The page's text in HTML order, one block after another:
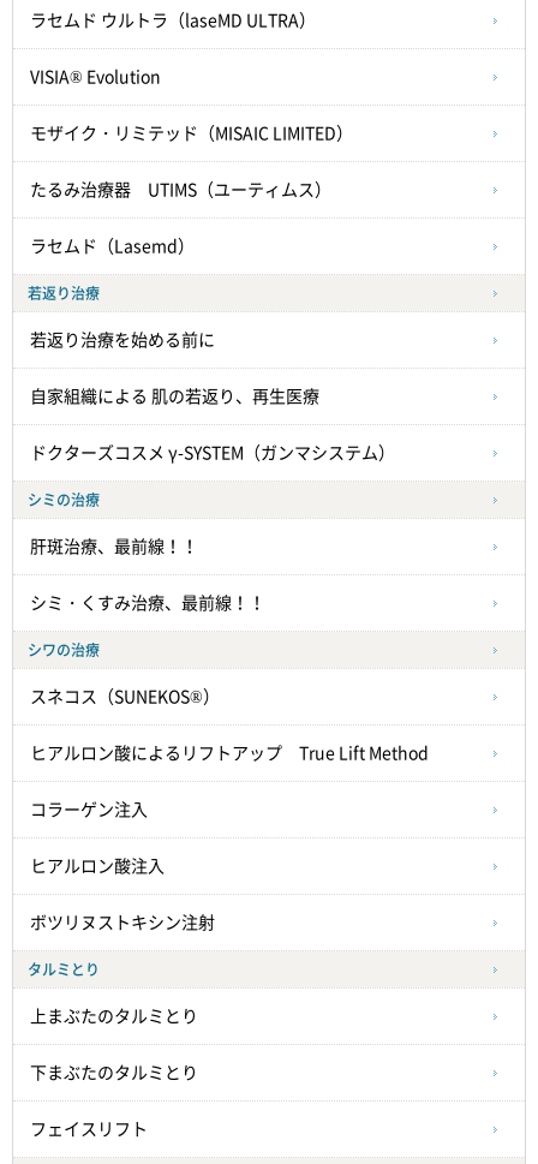
ラセムド ウルトラ（laseMD ULTRA）
VISIA® Evolution
モザイク・リミテッド（MISAIC LIMITED）
たるみ治療器 UTIMS（ユーティムス）
ラセムド（Lasemd）
若返り治療
若返り治療を始める前に
自家組織による 肌の若返り、再生医療
ドクターズコスメ γ-SYSTEM（ガンマシステム）
シミの治療
肝斑治療、最前線！！
シミ・くすみ治療、最前線！！
シワの治療
スネコス（SUNEKOS®）
ヒアルロン酸によるリフトアップ True Lift Method
コラーゲン注入
ヒアルロン酸注入
ボツリヌストキシン注射
タルミとり
上まぶたのタルミとり
下まぶたのタルミとり
フェイスリフト